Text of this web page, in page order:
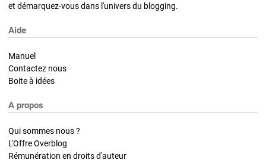
et démarquez-vous dans l'univers du blogging.
Aide
Manuel
Contactez nous
Boite à idées
A propos
Qui sommes nous ?
L'Offre Overblog
Rémunération en droits d'auteur